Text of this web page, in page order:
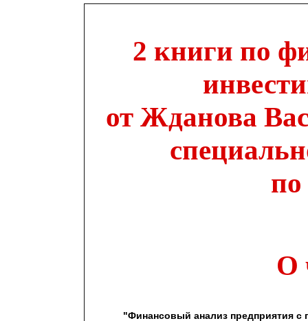
2 книги по
от Жданова
по
О
"Финансовый анализ предприятия